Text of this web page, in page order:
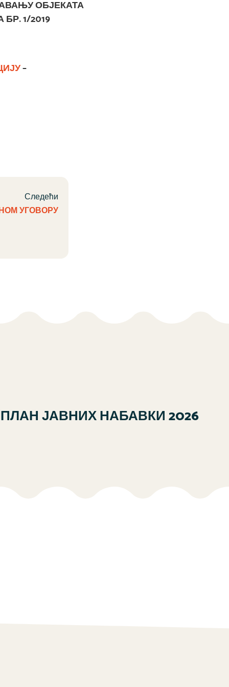
ОБЈЕКАТА
1/2019
–
Следећи
УГОВОРУ
ПЛАН ЈАВНИХ НАБАВКИ 2026